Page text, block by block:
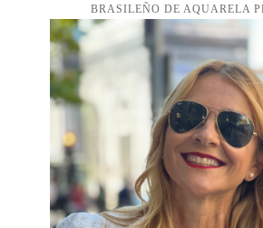
BRASILEÑO DE AQUARELA